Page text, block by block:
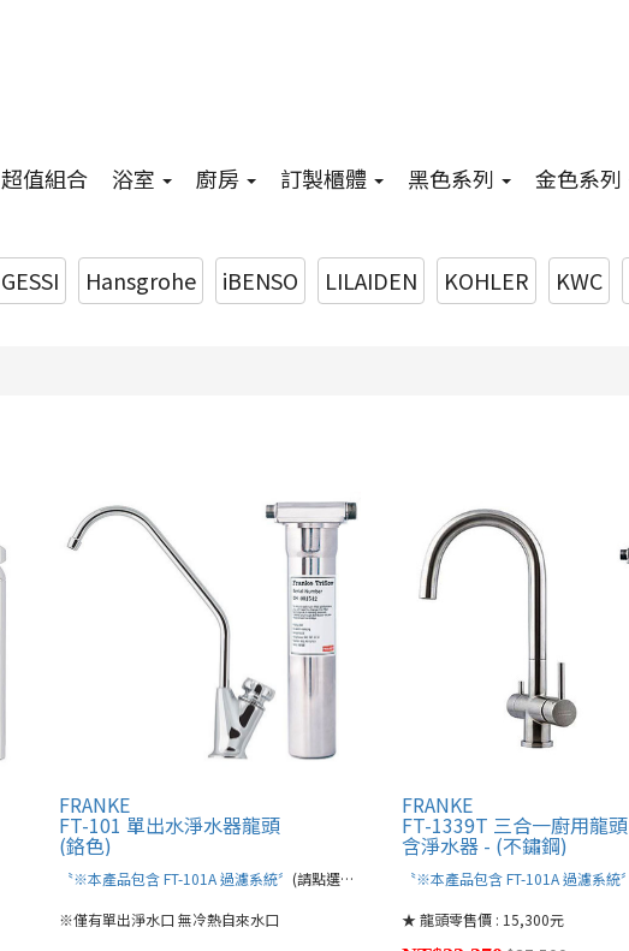
超值組合 浴室 廚房 訂製櫃體 黑色系列 金色系列
GESSI Hansgrohe iBENSO LILAIDEN KOHLER KWC
FRANKE
FT-101 單出水淨水器龍頭
(鉻色)
〝※本產品包含 FT-101A 過濾系統〞 (請點選文字連結)
※僅有單出淨水口 無冷熱自來水口
FRANKE
FT-1339T 三合一廚用龍頭
含淨水器 - (不鏽鋼)
〝※本產品包含 FT-101A 過濾系統〞
★ 龍頭零售價 : 15,300元